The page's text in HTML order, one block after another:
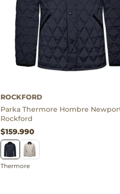
ROCKFORD
Parka Thermore Hombre
Rockford
$159.990
Thermore